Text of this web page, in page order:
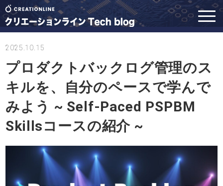
2025.10.15
プロダクトバックログ管理のス
キルを、自分のペースで学んで
みよう ~ Self-Paced PSPBM
Skillsコースの紹介 ~